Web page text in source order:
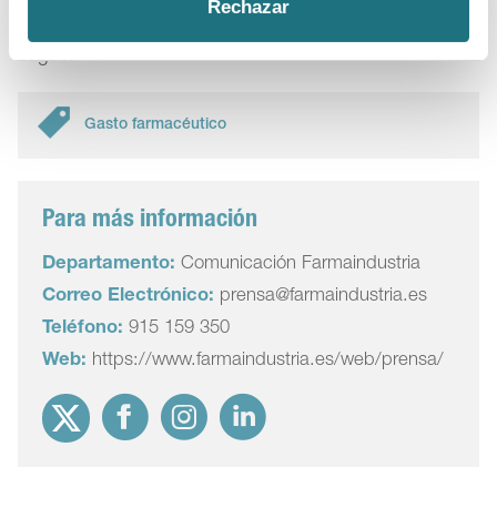
Rechazar
contra la enfermedad y en la mejora de la salud y de la
Yagüe.
Gasto farmacéutico
Para más información
Departamento: Comunicación Farmaindustria
Correo Electrónico: prensa@farmaindustria.es
Teléfono: 915 159 350
Web: https://www.farmaindustria.es/web/prensa/